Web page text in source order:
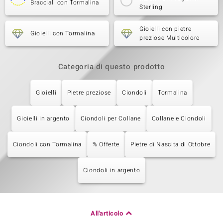
Bracciali con Tormalina
Sterling
Gioielli con Tormalina
Gioielli con pietre
preziose Multicolore
Categoria di questo prodotto
Gioielli Pietre preziose Ciondoli Tormalina
Gioielli in argento Ciondoli per Collane Collane e Ciondoli
Ciondoli con Tormalina % Offerte Pietre di Nascita di Ottobre
Ciondoli in argento
All'articolo